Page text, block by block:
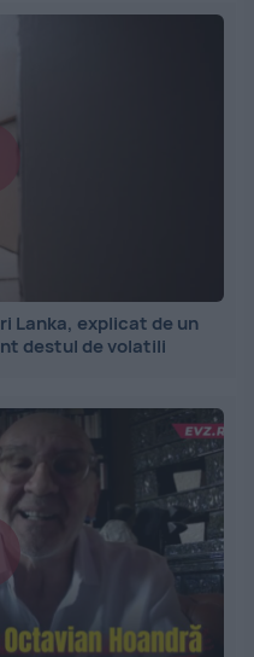
Lanka, explicat de un
destul de volatili